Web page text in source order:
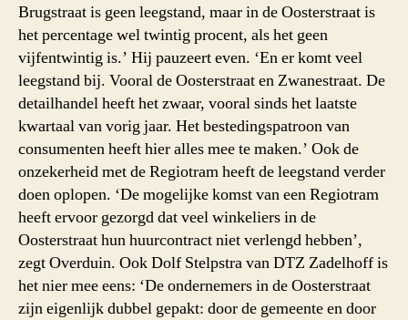
Brugstraat is geen leegstand, maar in de Oosterstraat is
het percentage wel twintig procent, als het geen
vijfentwintig is.’ Hij pauzeert even. ‘En er komt veel
leegstand bij. Vooral de Oosterstraat en Zwanestraat. De
detailhandel heeft het zwaar, vooral sinds het laatste
kwartaal van vorig jaar. Het bestedingspatroon van
consumenten heeft hier alles mee te maken.’ Ook de
onzekerheid met de Regiotram heeft de leegstand verder
doen oplopen. ‘De mogelijke komst van een Regiotram
heeft ervoor gezorgd dat veel winkeliers in de
Oosterstraat hun huurcontract niet verlengd hebben’,
zegt Overduin. Ook Dolf Stelpstra van DTZ Zadelhoff is
het nier mee eens: ‘De ondernemers in de Oosterstraat
zijn eigenlijk dubbel gepakt: door de gemeente en door